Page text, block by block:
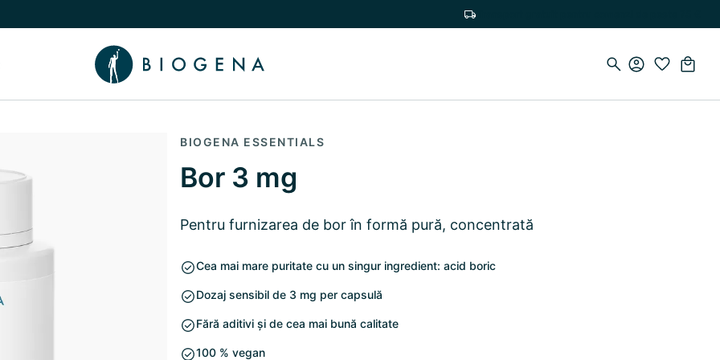
Comutare submeniu Cunoaștere
BIOGENA ESSENTIALS
Bor 3 mg
Pentru furnizarea de bor în formă pură, concentrată
Cea mai mare puritate cu un singur ingredient: acid boric
Dozaj sensibil de 3 mg per capsulă
Fără aditivi și de cea mai bună calitate
100 % vegan